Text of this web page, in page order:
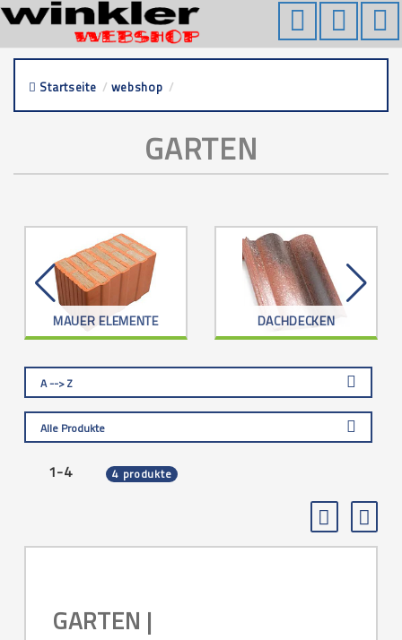
Startseite / webshop /
GARTEN
MAUER ELEMENTE DACHDECKEN
A --> Z
Alle Produkte
1-4 4 produkte
GARTEN |